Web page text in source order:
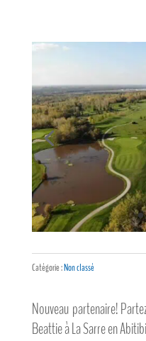
Catégorie :Non classé
Nouveau partenaire!
Beattie à La Sarre en